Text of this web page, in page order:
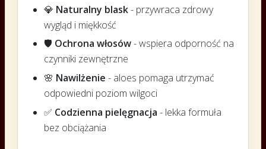
💎 Naturalny blask- przywraca zdrowy
wygląd i miękkość
🛡️ Ochrona włosów- wspiera odporność na
czynniki zewnętrzne
🌸 Nawilżenie - aloes pomaga utrzymać
odpowiedni poziom wilgoci
✅ Codzienna pielęgnacja - lekka formuła
bez obciążania